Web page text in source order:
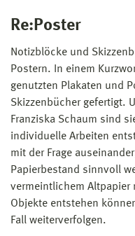
Re:Poster
Notizblöcke und
Postern. In einem
genutzten Plakaten und
Skizzenbücher gefertigt.
Franziska Schaum sind
individuelle Arbeiten
mit der Frage
Papierbestand sinnvoll
vermeintlichem
Objekte entstehen
Fall weiterverfolgen.